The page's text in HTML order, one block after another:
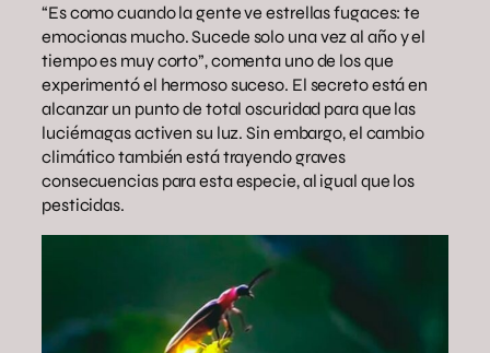
“Es como cuando la gente ve estrellas fugaces: te
emocionas mucho. Sucede solo una vez al año y el
tiempo es muy corto”, comenta uno de los que
experimentó el hermoso suceso. El secreto está en
alcanzar un punto de total oscuridad para que las
luciérnagas activen su luz. Sin embargo, el cambio
climático también está trayendo graves
consecuencias para esta especie, al igual que los
pesticidas.